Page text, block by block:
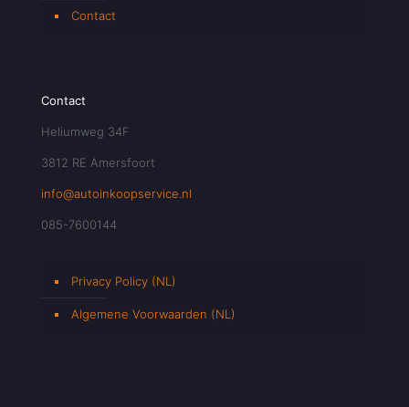
Contact
Contact
Heliumweg 34F
3812 RE Amersfoort
info@autoinkoopservice.nl
085-7600144
Privacy Policy (NL)
Algemene Voorwaarden (NL)